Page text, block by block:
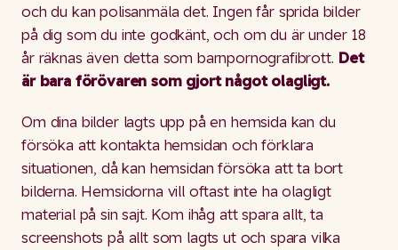
och du kan polisanmäla det. Ingen får sprida bilder
på dig som du inte godkänt, och om du är under 18
år räknas även detta som barnpornografibrott. Det
är bara förövaren som gjort något olagligt.
Om dina bilder lagts upp på en hemsida kan du
försöka att kontakta hemsidan och förklara
situationen, då kan hemsidan försöka att ta bort
bilderna. Hemsidorna vill oftast inte ha olagligt
material på sin sajt. Kom ihåg att spara allt, ta
screenshots på allt som lagts ut och spara vilka